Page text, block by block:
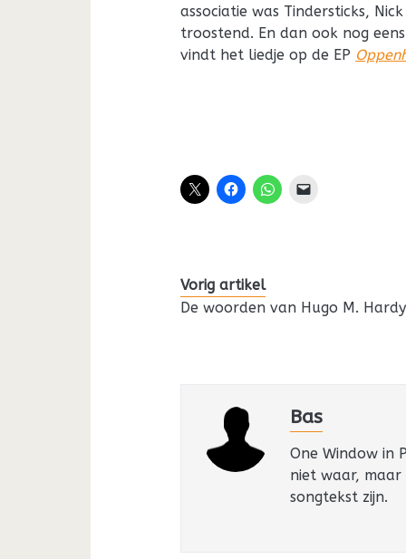
associatie was Tindersticks,
troostend. En dan ook nog
vindt het liedje op de EP
Vorig artikel
De woorden van Hugo M. Hardy
Bas
One Window in
niet waar, maar
songtekst zijn.